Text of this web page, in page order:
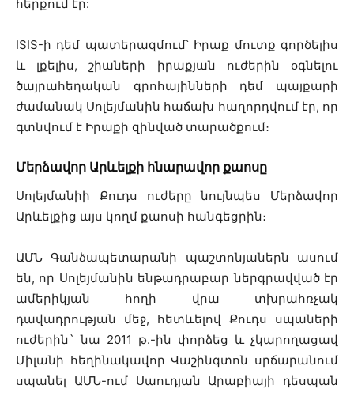
հերքում էր:
ISIS-ի դեմ պատերազմում՝ Իրաք մուտք գործելիս
և լքելիս, շիաների իրաքյան ուժերին օգնելու
ծայրահեղական գրոհայինների դեմ պայքարի
ժամանակ Սոլեյմանին հաճախ հաղորդվում էր, որ
գտնվում է Իրաքի զինված տարածքում։
Մերձավոր Արևելքի հնարավոր քաոսը
Սոլեյմանիի Քուդս ուժերը նույնպես Մերձավոր
Արևելքից այս կողմ քաոսի հանգեցրին։
ԱՄՆ Գանձապետարանի պաշտոնյաներն ասում
են, որ Սոլեյմանին ենթադրաբար ներգրավված էր
ամերիկյան հողի վրա տխրահռչակ
դավադրության մեջ, հետևելով Քուդս սպաների
ուժերին` նա 2011 թ.-ին փորձեց և չկարողացավ
Միլանի հեղինակավոր Վաշինգտոն սրճարանում
սպանել ԱՄՆ-ում Սաուդյան Արաբիայի դեսպան